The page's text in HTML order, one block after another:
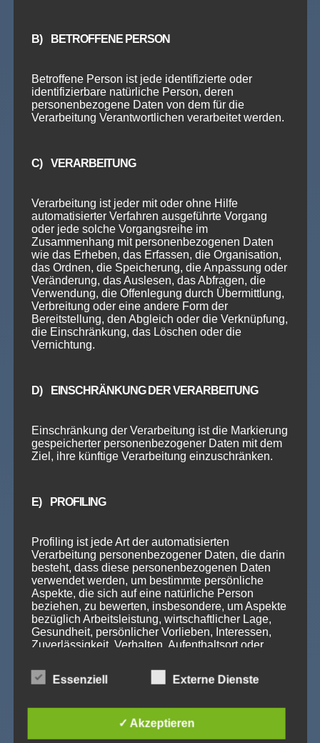
Anmeldung
LIFESTYLE
€120/Person
Voraussetzung: Stufe 5
Dauer: 10 Wochen
(entspricht etwa 3 Monate tanzen)
Anmeldung
LIFESTYLE
120/Person
Voraussetzung: Stufe 6
Anmeldung
B) BETROFFENE PERSON
Betroffene Person ist jede identifizierte oder
identifizierbare natürliche Person, deren
personenbezogene Daten von dem für die
Verarbeitung Verantwortlichen verarbeitet werden.
C) VERARBEITUNG
Verarbeitung ist jeder mit oder ohne Hilfe
automatisierter Verfahren ausgeführte Vorgang
oder jede solche Vorgangsreihe im
Zusammenhang mit personenbezogenen Daten
wie das Erheben, das Erfassen, die Organisation,
das Ordnen, die Speicherung, die Anpassung oder
Veränderung, das Auslesen, das Abfragen, die
Verwendung, die Offenlegung durch Übermittlung,
Verbreitung oder eine andere Form der
Bereitstellung, den Abgleich oder die Verknüpfung,
die Einschränkung, das Löschen oder die
Vernichtung.
D) EINSCHRÄNKUNG DER VERARBEITUNG
Einschränkung der Verarbeitung ist die Markierung
gespeicherter personenbezogener Daten mit dem
Ziel, ihre künftige Verarbeitung einzuschränken.
E) PROFILING
Profiling ist jede Art der automatisierten
Verarbeitung personenbezogener Daten, die darin
besteht, dass diese personenbezogenen Daten
verwendet werden, um bestimmte persönliche
Aspekte, die sich auf eine natürliche Person
beziehen, zu bewerten, insbesondere, um Aspekte
bezüglich Arbeitsleistung, wirtschaftlicher Lage,
Gesundheit, persönlicher Vorlieben, Interessen,
Zuverlässigkeit, Verhalten, Aufenthaltsort oder
analysieren oder vorherzusagen.
F) PSEUDONYMISIERUNG
Essenziell Externe Dienste
✓ Akzeptieren